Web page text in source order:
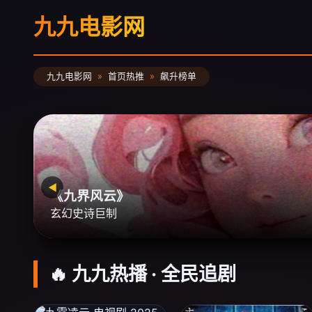
九九电影网
九九电影网 首页热推 飙升榜单
《迷雾追凶》
年度悬疑大作
◀
🔥 九九热播 · 全民追剧